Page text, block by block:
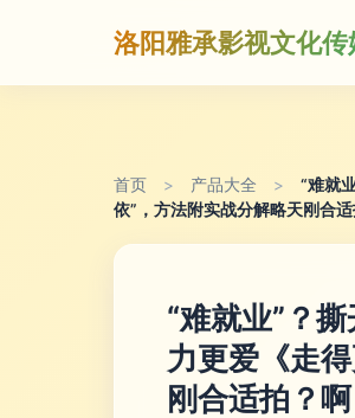
洛阳雅承影视文化传
首页 > 产品大全 >
“难就
依”，方法附实战分解略天刚合
“难就业”？
力更爱《走
刚合适拍？